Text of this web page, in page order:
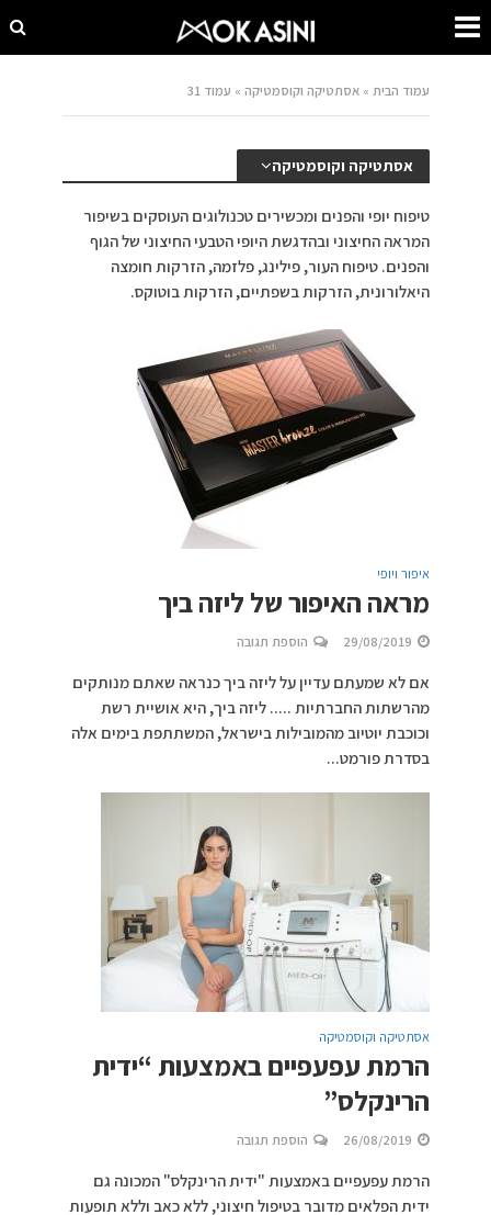
עמוד הבית »אסתטיקה וקוסמטיקה » עמוד 31
אסתטיקה וקוסמטיקה
טיפוח יופי והפנים ומכשירים טכנולוגים העוסקים בשיפור
המראה החיצוני ובהדגשת היופי הטבעי החיצוני של הגוף
והפנים. טיפוח העור, פילינג, פלזמה, הזרקות חומצה
היאלורונית, הזרקות בשפתיים, הזרקות בוטוקס.
איפור ויופי
מראה האיפור של ליזה ביך
29/08/2019 הוספת תגובה
אם לא שמעתם עדיין על ליזה ביך כנראה שאתם מנותקים
מהרשתות החברתיות ..... ליזה ביך, היא אושיית רשת
וכוכבת יוטיוב מהמובילות בישראל, המשתתפת בימים אלה
בסדרת פורמט...
אסתטיקה וקוסמטיקה
הרמת עפעפיים באמצעות “ידית
הרינקלס”
26/08/2019 הוספת תגובה
הרמת עפעפיים באמצעות "ידית הרינקלס" המכונה גם
ידית הפלאים מדובר בטיפול חיצוני, ללא כאב וללא תופעות